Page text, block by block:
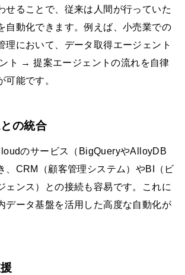
せることで、従来は人間が行っていた
自動化できます。例えば、小売業での
理において、データ取得エージェント
ト → 提案エージェントの流れを自律
可能です。
の統合
のサービス（BigQueryやAlloyDB
、CRM（顧客管理システム）やBI（ビ
ェンス）との接続も容易です。これに
データ基盤を活用した高度な自動化が